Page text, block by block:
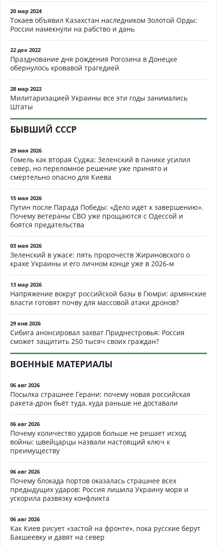
20 мар 2024
Токаев объявил Казахстан наследником Золотой Орды:
России намекнули на рабство и дань
22 дек 2022
Празднование дня рождения Рогозина в Донецке
обернулось кровавой трагедией
28 мар 2022
Милитаризацией Украины все эти годы занимались
Штаты
БЫВШИЙ СССР
29 мая 2026
Гомель как вторая Суджа: Зеленский в панике усилил
север, но переломное решение уже принято и
смертельно опасно для Киева
15 мая 2026
Путин после Парада Победы: «Дело идёт к завершению».
Почему ветераны СВО уже прощаются с Одессой и
боятся предательства
03 мая 2026
Зеленский в ужасе: пять пророчеств Жириновского о
крахе Украины и его личном конце уже в 2026-м
13 мар 2026
Напряжение вокруг российской базы в Гюмри: армянские
власти готовят почву для массовой атаки дронов?
29 янв 2026
Сибига анонсировал захват Приднестровья: Россия
сможет защитить 250 тысяч своих граждан?
ВОЕННЫЕ МАТЕРИАЛЫ
06 авг 2026
Посылка страшнее Герани: почему новая российская
ракета-дрон бьёт туда, куда раньше не доставали
06 авг 2026
Почему количество ударов больше не решает исход
войны: швейцарцы назвали настоящий ключ к
преимуществу
06 авг 2026
Почему блокада портов оказалась страшнее всех
предыдущих ударов: Россия лишила Украину моря и
ускорила развязку конфликта
06 авг 2026
Как Киев рисует «застой на фронте», пока русские берут
Бакшеевку и давят на север